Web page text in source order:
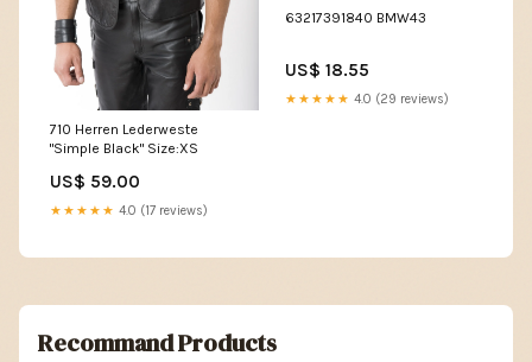
710 Herren Lederweste
"Simple Black" Size:XS
US$ 59.00
★★★★★ 4.0 (17 reviews)
63217391840 BMW43
US$ 18.55
★★★★★ 4.0 (29 reviews)
Recommand Products